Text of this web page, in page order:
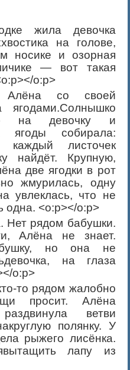
жила девочка
на голове,
носике и озорная
— вот такая
o:p>
со своей
на девочку и
ягоды собирала:
каждый листочек
найдёт. Крупную,
две ягодки в рот
жмурилась, одну
увлеклась, что не
одна. <o:p></o:p>
Нет рядом бабушки.
Алёна не знает.
но она не
на глаза
o:p>
то рядом жалобно
просит. Алёна
ветви
полянку. У
рыжего лисёнка.
лапу из